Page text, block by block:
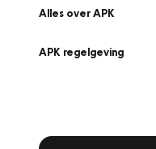
Alles over APK
APK regelgeving